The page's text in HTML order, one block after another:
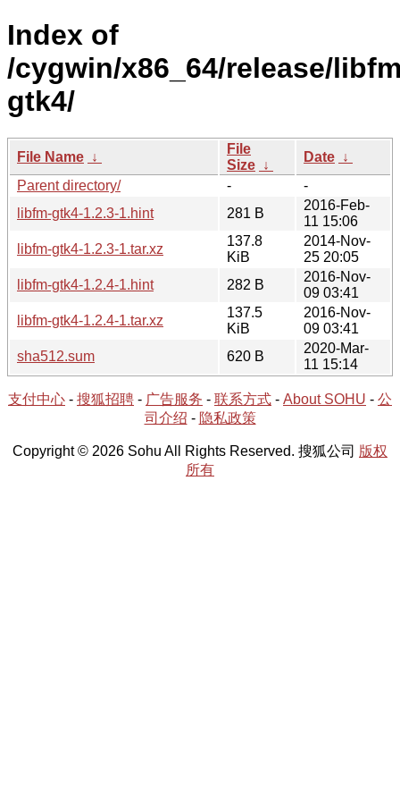
Index of
/cygwin/x86_64/release/
gtk4/
File Name ↓
File
Size ↓
Date ↓
Parent directory/
-
-
libfm-gtk4-1.2.3-1.hint
281 B
2016-Feb-
11 15:06
libfm-gtk4-1.2.3-1.tar.xz
137.8
KiB
2014-Nov-
25 20:05
libfm-gtk4-1.2.4-1.hint
282 B
2016-Nov-
09 03:41
libfm-gtk4-1.2.4-1.tar.xz
137.5
KiB
2016-Nov-
09 03:41
sha512.sum
620 B
2020-Mar-
11 15:14
支付中心 - 搜狐招聘 - 广告服务 - 联系方式 - About SOHU - 公
司介绍 - 隐私政策
Copyright © 2026 Sohu All Rights Reserved. 搜狐公司 版权
所有